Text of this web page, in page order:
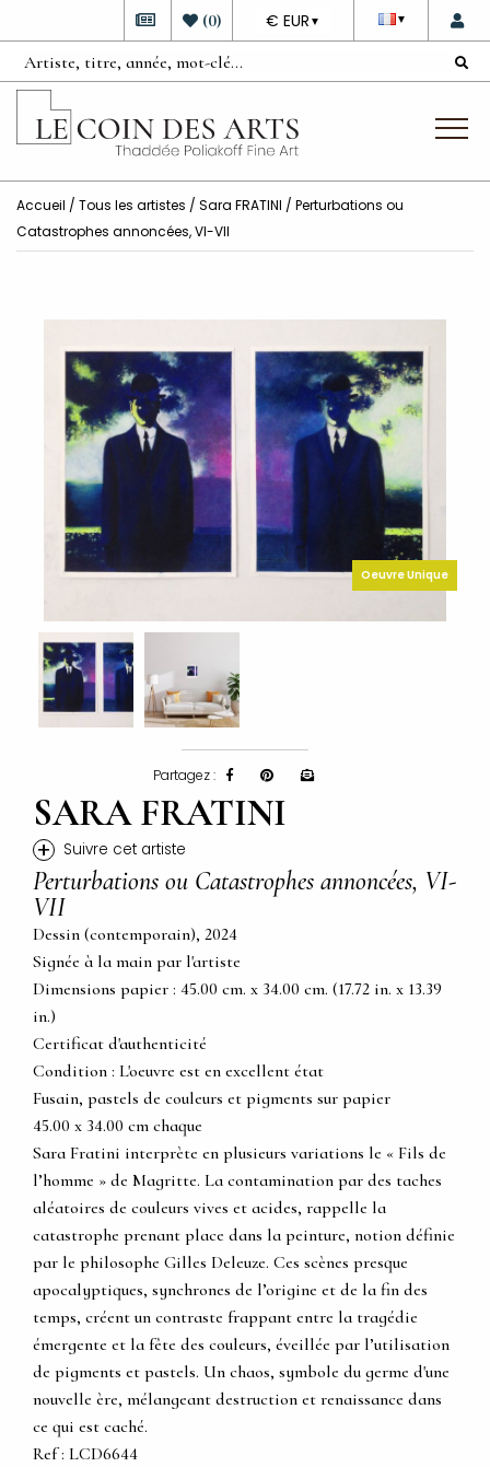
▼
DEVISE
€ EUR ▼
(0)
Accueil / Tous les artistes / Sara FRATINI / Perturbations ou
Catastrophes annoncées, VI-VII
Oeuvre Unique
Partagez :
SARA FRATINI
+ Suivre cet artiste
Perturbations ou Catastrophes annoncées, VI-
VII
Dessin (contemporain), 2024
Signée à la main par l'artiste
Dimensions papier : 45.00 cm. x 34.00 cm. (17.72 in. x 13.39
in.)
Certificat d'authenticité
Condition : L'oeuvre est en excellent état
Fusain, pastels de couleurs et pigments sur papier
45.00 x 34.00 cm chaque
Sara Fratini interprète en plusieurs variations le « Fils de
l’homme » de Magritte. La contamination par des taches
aléatoires de couleurs vives et acides, rappelle la
catastrophe prenant place dans la peinture, notion définie
par le philosophe Gilles Deleuze. Ces scènes presque
apocalyptiques, synchrones de l’origine et de la fin des
temps, créent un contraste frappant entre la tragédie
émergente et la fête des couleurs, éveillée par l’utilisation
de pigments et pastels. Un chaos, symbole du germe d'une
nouvelle ère, mélangeant destruction et renaissance dans
ce qui est caché.
Ref : LCD6644